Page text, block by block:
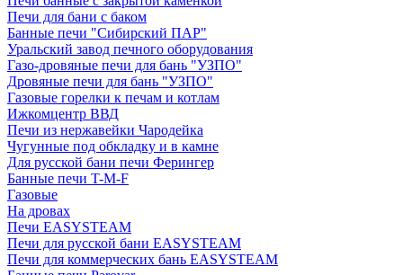
Печи для бани с баком
Банные печи "Сибирский ПАР"
Уральский завод печного оборудования
Газо-дровяные печи для бань "УЗПО"
Дровяные печи для бань "УЗПО"
Газовые горелки к печам и котлам
Ижкомцентр ВВД
Печи из нержавейки Чародейка
Чугунные под обкладку и в камне
Для русской бани печи Ферингер
Банные печи T-M-F
Газовые
На дровах
Печи EASYSTEAM
Печи для русской бани EASYSTEAM
Печи для коммерческих бань EASYSTEAM